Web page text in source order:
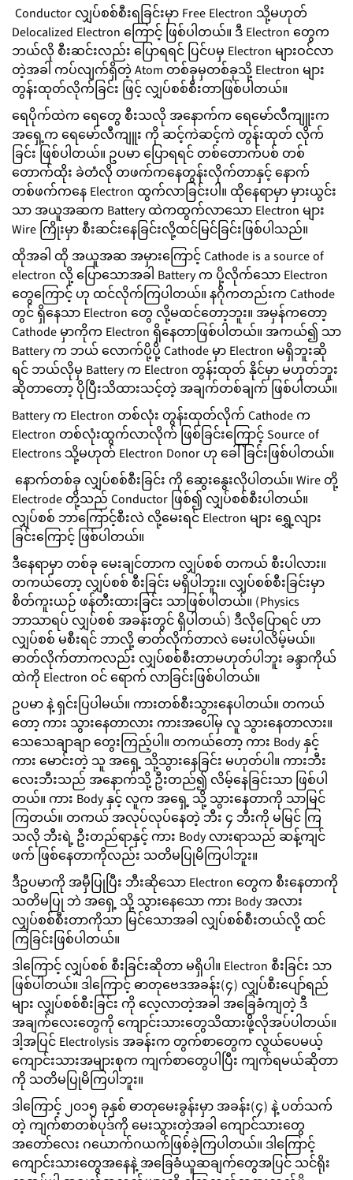
Conductor လျှပ်စစ်စီးရခြင်းမှာ Free Electron သို့မဟုတ်
Delocalized Electron ကြောင့် ဖြစ်ပါတယ်။ ဒီ Electron တွေက
ဘယ်လို စီးဆင်းလည်း ပြောရရင် ပြင်ပမှ Electron များဝင်လာ
တဲ့အခါ ကပ်လျက်ရှိတဲ့ Atom တစ်ခုမှတစ်ခုသို့ Electron များ
တွန်းထုတ်လိုက်ခြင်း ဖြင့် လျှပ်စစ်စီးတာဖြစ်ပါတယ်။
ရေပိုက်ထဲက ရေတွေ စီးသလို အနောက်က ရေမော်လီကျူးက
အရှေ့က ရေမော်လီကျူး ကို ဆင့်ကဲဆင့်ကဲ တွန်းထုတ် လိုက်
ခြင်း ဖြစ်ပါတယ်။ ဥပမာ ပြောရရင် တစ်တောက်ပစ် တစ်
တောက်ထိုး ခဲတံလို တဖက်ကနေတွန်းလိုက်တာနှင့် နောက်
တစ်ဖက်ကနေ Electron ထွက်လာခြင်းပါ။ ထိုနေရာမှာ မှားယွင်း
သာ အယူအဆက Battery ထဲကထွက်လာသော Electron များ
Wire ကြိုးမှာ စီးဆင်းနေခြင်းလို့ထင်မြင်ခြင်းဖြစ်ပါသည်။
ထိုအခါ ထို အယူအဆ အမှားကြောင့် Cathode is a source of
electron လို့ ပြောသောအခါ Battery က ပို့လိုက်သော Electron
တွေကြောင့် ဟု ထင်လိုက်ကြပါတယ်။ နဂိုကတည်းက Cathode
တွင် ရှိနေသာ Electron တွေ လို့မထင်တော့ဘူး။ အမှန်ကတော့
Cathode မှာကိုက Electron ရှိနေတာဖြစ်ပါတယ်။ အကယ်၍ သာ
Battery က ဘယ် လောက်ပို့ပို့ Cathode မှာ Electron မရှိဘူးဆို
ရင် ဘယ်လိုမှ Battery က Electron တွန်းထုတ် နိုင်မှာ မဟုတ်ဘူး
ဆိုတာတော့ ပိုပြီးသိထားသင့်တဲ့ အချက်တစ်ချက် ဖြစ်ပါတယ်။
Battery က Electron တစ်လုံး တွန်းထုတ်လိုက် Cathode က
Electron တစ်လုံးထွက်လာလိုက် ဖြစ်ခြင်းကြောင့် Source of
Electrons သို့မဟုတ် Electron Donor ဟု ခေါ်ခြင်းဖြစ်ပါတယ်။
နောက်တစ်ခု လျှပ်စစ်စီးခြင်း ကို ဆွေးနွေးလိုပါတယ်။ Wire တို့
Electrode တို့သည် Conductor ဖြစ်၍ လျှပ်စစ်စီးပါတယ်။
လျှပ်စစ် ဘာကြောင့်စီးလဲ လို့မေးရင် Electron များ ရွှေ့လျား
ခြင်းကြောင့် ဖြစ်ပါတယ်။
ဒီနေရာမှာ တစ်ခု မေးချင်တာက လျှပ်စစ် တကယ် စီးပါလား။
တကယ်တော့ လျှပ်စစ် စီးခြင်း မရှိပါဘူး။ လျှပ်စစ်စီးခြင်းမှာ
စိတ်ကူးယဉ် ဖန်တီးထားခြင်း သာဖြစ်ပါတယ်။ (Physics
ဘာသာရပ် လျှပ်စစ် အခန်းတွင် ရှိပါတယ်) ဒီလိုပြောရင် ဟာ
လျှပ်စစ် မစီးရင် ဘာလို့ ဓာတ်လိုက်တာလဲ မေးပါလိမ့်မယ်။
ဓာတ်လိုက်တာကလည်း လျှပ်စစ်စီးတာမဟုတ်ပါဘူး ခန္ဒာကိုယ်
ထဲကို Electron ဝင် ရောက် လာခြင်းဖြစ်ပါတယ်။
ဥပမာ နဲ့ ရှင်းပြပါမယ်။ ကားတစ်စီးသွားနေပါတယ်။ တကယ်
တော့ ကား သွားနေတာလား ကားအပေါ်မှ လူ သွားနေတာလား။
သေသေချာချာ တွေးကြည့်ပါ။ တကယ်တော့ ကား Body နှင့်
ကား မောင်းတဲ့ သူ အရှေ့ သို့သွားနေခြင်း မဟုတ်ပါ။ ကားဘီး
လေးဘီးသည် အနောက်သို့ ဦးတည်၍ လိမ့်နေခြင်းသာ ဖြစ်ပါ
တယ်။ ကား Body နှင့် လူက အရှေ့ သို့ သွားနေတာကို သာမြင်
ကြတယ်။ တကယ် အလုပ်လုပ်နေတဲ့ ဘီး ၄ ဘီးကို မမြင် ကြ
သလို ဘီးရဲ့ ဦးတည်ရာနှင့် ကား Body လားရာသည် ဆန့်ကျင်
ဖက် ဖြစ်နေတာကိုလည်း သတိမပြုမိကြပါဘူး။
ဒီဥပမာကို အမှီပြုပြီး ဘီးဆိုသော Electron တွေက စီးနေတာကို
သတိမပြု ဘဲ အရှေ့ သို့ သွားနေသော ကား Body အလား
လျှပ်စစ်စီးတာကိုသာ မြင်သောအခါ လျှပ်စစ်စီးတယ်လို့ ထင်
ကြခြင်းဖြစ်ပါတယ်။
ဒါကြောင့် လျှပ်စစ် စီးခြင်းဆိုတာ မရှိပါ။ Electron စီးခြင်း သာ
ဖြစ်ပါတယ်။ ဒါကြောင့် ဓာတုဗေဒအခန်း(၄) လျှပ်စီးပျော်ရည်
များ လျှပ်စစ်စီးခြင်း ကို လေ့လာတဲ့အခါ အခြေခံကျတဲ့ ဒီ
အချက်လေးတွေကို ကျောင်းသားတွေသိထားဖို့လိုအပ်ပါတယ်။
ဒါ့အပြင် Electrolysis အခန်းက တွက်စာတွေက လွယ်ပေမယ့်
ကျောင်းသားအများစုက ကျက်စာတွေပါပြီး ကျက်ရမယ်ဆိုတာ
ကို သတိမပြုမိကြပါဘူး။
ဒါကြောင့် ၂၀၁၅ ခုနှစ် ဓာတုမေးခွန်းမှာ အခန်း(၄) နဲ့ ပတ်သက်
တဲ့ ကျက်စာတစ်ပုဒ်ကို မေးသွားတဲ့အခါ ကျောင်သားတွေ
အတော်လေး ဂယောက်ဂယက်ဖြစ်ခဲ့ကြပါတယ်။ ဒါကြောင့်
ကျောင်းသားတွေအနေနဲ့ အခြေခံယူဆချက်တွေအပြင် သင်ရိုး